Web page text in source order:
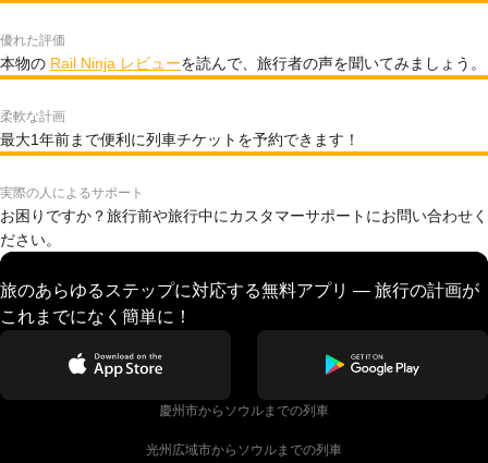
優れた評価
本物の Rail Ninja レビューを読んで、旅行者の声を聞いてみましょう。
柔軟な計画
最大1年前まで便利に列車チケットを予約できます！
実際の人によるサポート
お困りですか？旅行前や旅行中にカスタマーサポートにお問い合わせく
ださい。
旅のあらゆるステップに対応する無料アプリ — 旅行の計画が
これまでになく簡単に！
慶州市からソウルまでの列車
光州広域市からソウルまでの列車